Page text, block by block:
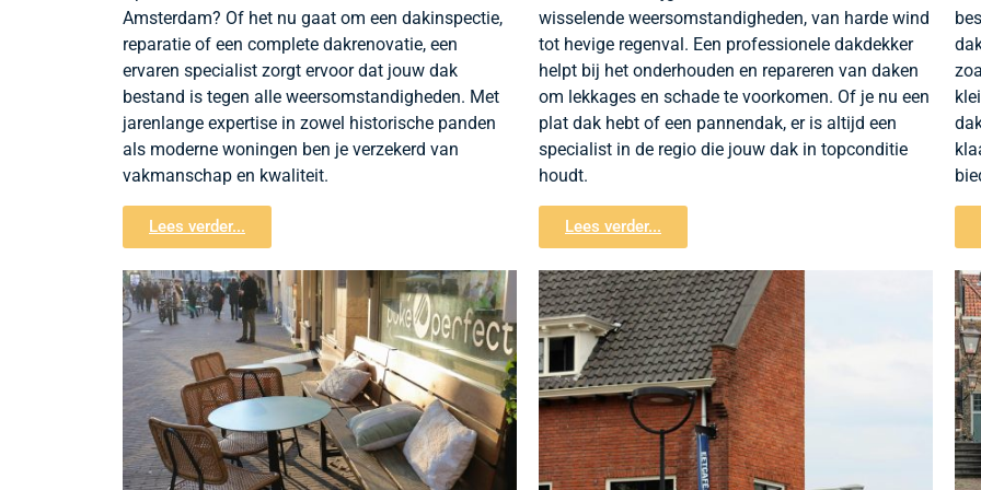
Amsterdam? Of het nu gaat om een dakinspectie,
reparatie of een complete dakrenovatie, een
ervaren specialist zorgt ervoor dat jouw dak
bestand is tegen alle weersomstandigheden. Met
jarenlange expertise in zowel historische panden
als moderne woningen ben je verzekerd van
vakmanschap en kwaliteit.
Lees verder...
wisselende weersomstandigheden, van harde wind
tot hevige regenval. Een professionele dakdekker
helpt bij het onderhouden en repareren van daken
om lekkages en schade te voorkomen. Of je nu een
plat dak hebt of een pannendak, er is altijd een
specialist in de regio die jouw dak in topconditie
houdt.
Lees verder...